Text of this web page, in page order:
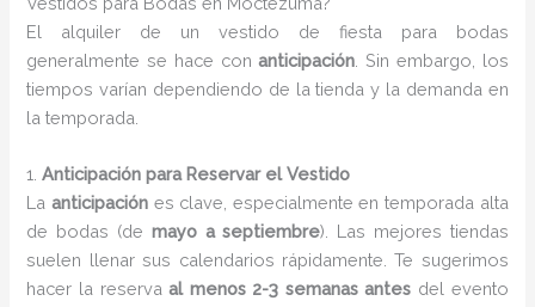
El alquiler de un vestido de fiesta para bodas
generalmente se hace conanticipación . Sin embargo, los
tiempos varían dependiendo de la tienda y la demanda en
la temporada.
1.Anticipación para Reservar el Vestido
Laanticipación es clave, especialmente en temporada alta
de bodas (de mayo a septiembre). Las mejores tiendas
suelen llenar sus calendarios rápidamente. Te sugerimos
hacer la reservaal menos 2-3 semanas antes del evento